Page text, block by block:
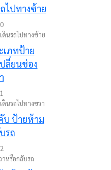
นรถไปทางซ้าย
นรถไปทางขวา
หรือกลับรถ